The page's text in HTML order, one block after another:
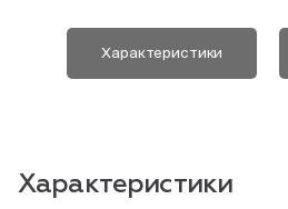
Характеристики
Характеристики